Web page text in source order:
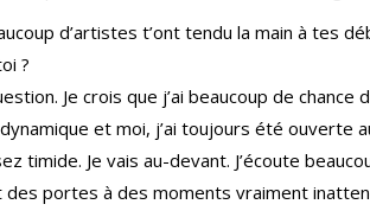
d’artistes t’ont tendu la main à tes
?
Je crois que j’ai beaucoup de
et moi, j’ai toujours été ouverte
timide. Je vais au-devant. J’écoute
des portes à des moments vraiment